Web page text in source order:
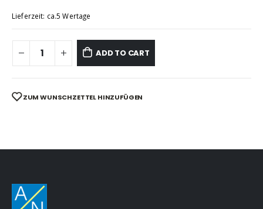
Lieferzeit: ca.5 Wertage
ADD TO CART
ZUM WUNSCHZETTEL HINZUFÜGEN